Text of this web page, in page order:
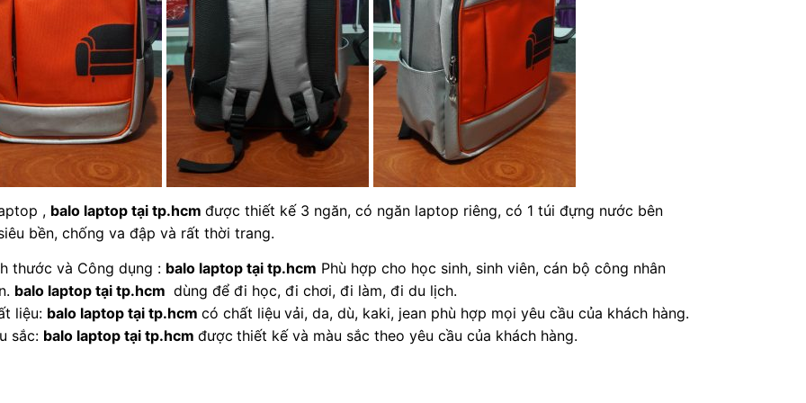
, balo laptop tại tp.hcm được thiết kế 3 ngăn, có ngăn laptop riêng, có 1 túi đựng nước bên
bền, chống va đập và rất thời trang.
thước và Công dụng : balo laptop tại tp.hcm Phù hợp cho học sinh, sinh viên, cán bộ công nhân
balo laptop tại tp.hcm dùng để đi học, đi chơi, đi làm, đi du lịch.
liệu: balo laptop tại tp.hcm có chất liệu vải, da, dù, kaki, jean phù hợp mọi yêu cầu của khách hàng.
sắc: balo laptop tại tp.hcm được thiết kế và màu sắc theo yêu cầu của khách hàng.